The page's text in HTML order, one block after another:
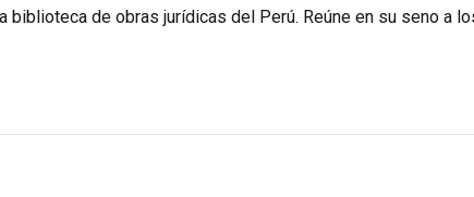
biblioteca de obras jurídicas del Perú. Reúne en su seno a